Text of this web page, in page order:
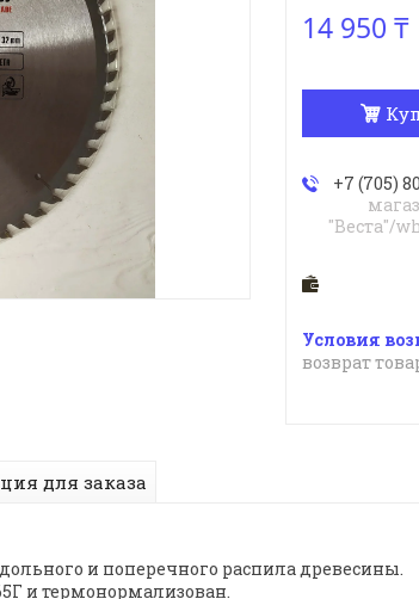
14 950 ₸
+7 (705)
"Веста"/
возврат
для заказа
и поперечного распила древесины.
и термонормализован.